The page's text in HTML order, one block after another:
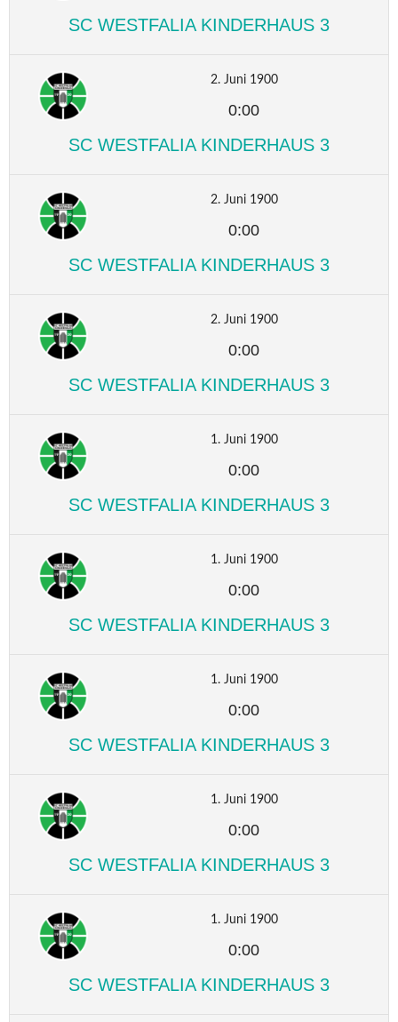
SC WESTFALIA KINDERHAUS 3
2. Juni 1900
0:00
SC WESTFALIA KINDERHAUS 3
2. Juni 1900
0:00
SC WESTFALIA KINDERHAUS 3
2. Juni 1900
0:00
SC WESTFALIA KINDERHAUS 3
1. Juni 1900
0:00
SC WESTFALIA KINDERHAUS 3
1. Juni 1900
0:00
SC WESTFALIA KINDERHAUS 3
1. Juni 1900
0:00
SC WESTFALIA KINDERHAUS 3
1. Juni 1900
0:00
SC WESTFALIA KINDERHAUS 3
1. Juni 1900
0:00
SC WESTFALIA KINDERHAUS 3